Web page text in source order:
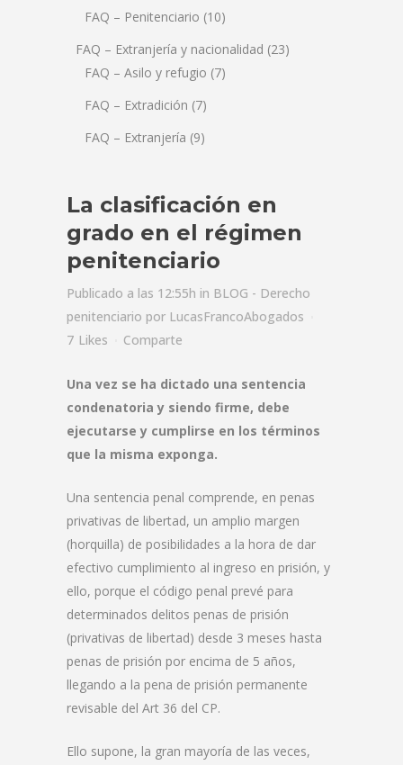
FAQ – Penitenciario (10)
FAQ – Extranjería y nacionalidad (23)
FAQ – Asilo y refugio (7)
FAQ – Extradición (7)
FAQ – Extranjería (9)
La clasificación en
grado en el régimen
penitenciario
Publicado a las 12:55h in BLOG - Derecho
penitenciario por LucasFrancoAbogados
7 Likes Comparte
Una vez se ha dictado una sentencia
condenatoria y siendo firme, debe
ejecutarse y cumplirse en los términos
que la misma exponga.
Una sentencia penal comprende, en penas
privativas de libertad, un amplio margen
(horquilla) de posibilidades a la hora de dar
efectivo cumplimiento al ingreso en prisión, y
ello, porque el código penal prevé para
determinados delitos penas de prisión
(privativas de libertad) desde 3 meses hasta
penas de prisión por encima de 5 años,
llegando a la pena de prisión permanente
revisable del Art 36 del CP.
Ello supone, la gran mayoría de las veces,